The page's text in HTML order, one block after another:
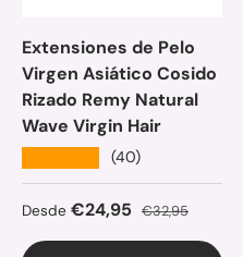
Extensiones de Pelo
Virgen Asiático Cosido
Rizado Remy Natural
Wave Virgin Hair
(40)
Precio de venta
Desde €24,95 Precio normal
€32,95